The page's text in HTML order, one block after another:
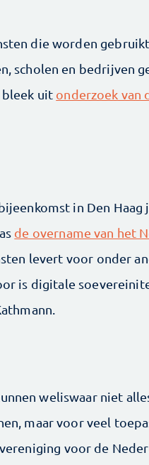
die worden
scholen en bedrijven
bleek uit onderzoek van
in Den Haag
de overname van het
levert voor onder
is digitale
weliswaar niet
maar voor veel
voor de